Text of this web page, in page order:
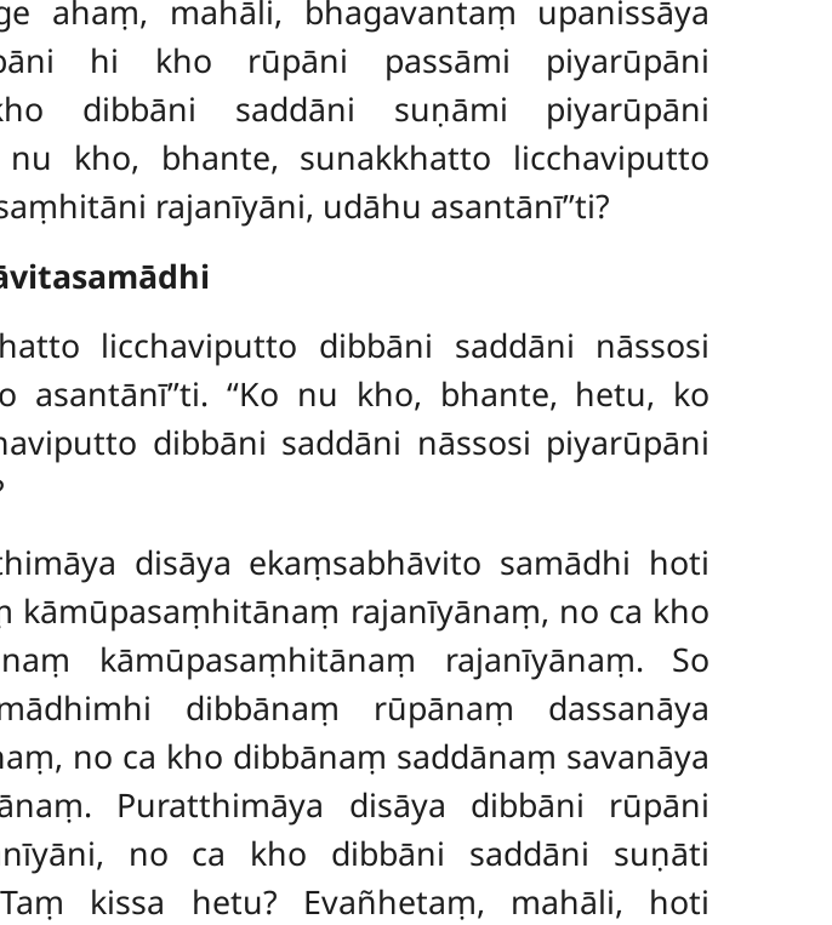
ahaṃ, mahāli, bhagavantaṃ upanissāya
hi kho rūpāni passāmi piyarūpāni
dibbāni saddāni suṇāmi piyarūpāni
nu kho, bhante, sunakkhatto licchaviputto
rajanīyāni, udāhu asantānī’’ti?
licchaviputto dibbāni saddāni nāssosi
‘‘Ko nu kho, bhante, hetu, ko
dibbāni saddāni nāssosi piyarūpāni
disāya ekaṃsabhāvito samādhi hoti
rajanīyānaṃ, no ca kho
kāmūpasaṃhitānaṃ rajanīyānaṃ. So
dibbānaṃ rūpānaṃ dassanāya
no ca kho dibbānaṃ saddānaṃ savanāya
Puratthimāya disāya dibbāni rūpāni
no ca kho dibbāni saddāni suṇāti
kissa hetu? Evañhetaṃ, mahāli, hoti